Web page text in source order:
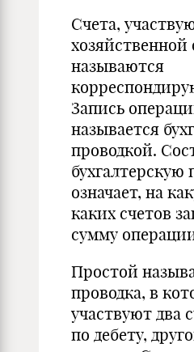
Счета,
хозяйственной
называются
Запись
называется
проводкой.
бухгалтерскую
означает, на
каких счетов
сумму
Простой
проводка, в
участвуют два
по дебету,